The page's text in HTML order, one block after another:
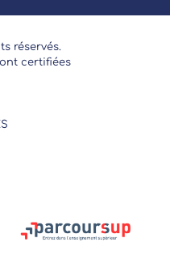
réservés.
certifiées